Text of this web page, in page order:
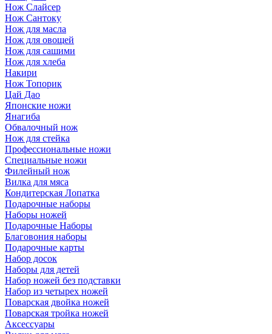
Нож Слайсер
Нож Сантоку
Нож для масла
Нож для овощей
Нож для сашими
Нож для хлеба
Накири
Нож Топорик
Цай Дао
Японские ножи
Янагиба
Обвалочный нож
Нож для стейка
Профессиональные ножи
Специальные ножи
Филейный нож
Вилка для мяса
Кондитерская Лопатка
Подарочные наборы
Наборы ножей
Подарочные Наборы
Благовония наборы
Подарочные карты
Набор досок
Наборы для детей
Набор ножей без подставки
Набор из четырех ножей
Поварская двойка ножей
Поварская тройка ножей
Аксессуары